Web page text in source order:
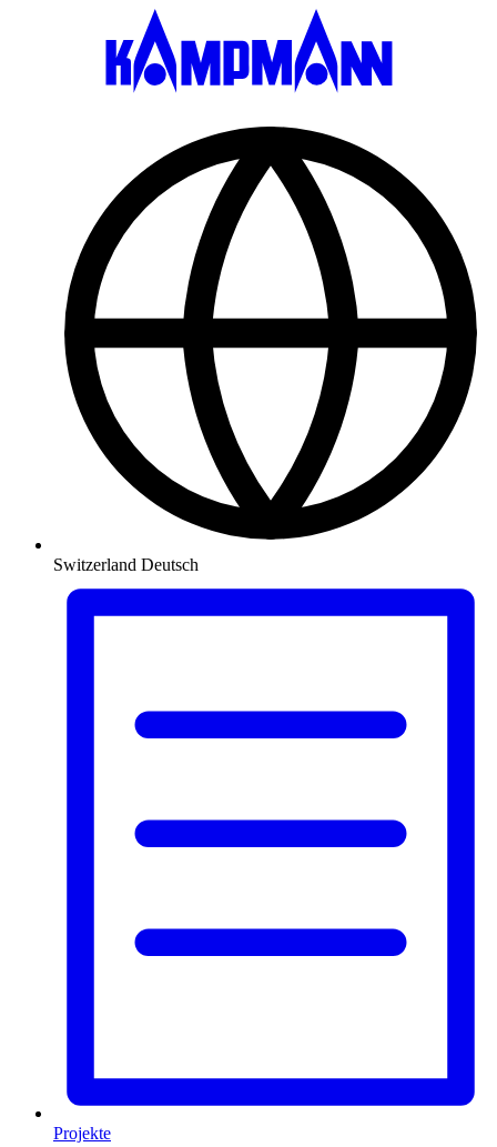
Switzerland Deutsch
Projekte